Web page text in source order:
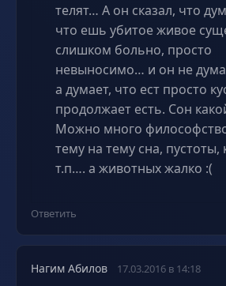
телят… А он сказал, что
что ешь убитое живое
слишком больно, просто
невыносимо… и он не
а думает, что ест просто
продолжает есть. Сон
Можно много
тему на тему сна,
т.п…. а животных жалко :(
Ответить
Нагим Абилов 17.03.2016 в 14:18